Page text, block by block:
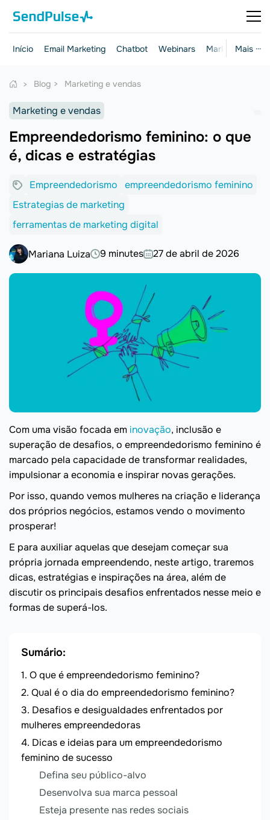
Mais ···
Início Email Marketing Chatbot Webinars Marketing e
Blog Marketing e vendas
Marketing e vendas
Empreendedorismo feminino: o que
é, dicas e estratégias
Empreendedorismo
empreendedorismo feminino
Estrategias de marketing
ferramentas de marketing digital
Mariana Luiza 9 minutes 27 de abril de 2026
Com uma visão focada em inovação, inclusão e
superação de desafios, o empreendedorismo feminino é
marcado pela capacidade de transformar realidades,
impulsionar a economia e inspirar novas gerações.
Por isso, quando vemos mulheres na criação e liderança
dos próprios negócios, estamos vendo o movimento
prosperar!
E para auxiliar aquelas que desejam começar sua
própria jornada empreendendo, neste artigo, traremos
dicas, estratégias e inspirações na área, além de
discutir os principais desafios enfrentados nesse meio e
formas de superá-los.
Sumário:
O que é empreendedorismo feminino?
Qual é o dia do empreendedorismo feminino?
Desafios e desigualdades enfrentados por
mulheres empreendedoras
Dicas e ideias para um empreendedorismo
feminino de sucesso
Defina seu público-alvo
Desenvolva sua marca pessoal
Esteja presente nas redes sociais